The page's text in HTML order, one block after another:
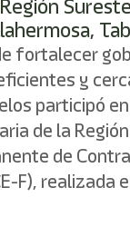
fortalecer
y
participó
de la
de
F), realizada